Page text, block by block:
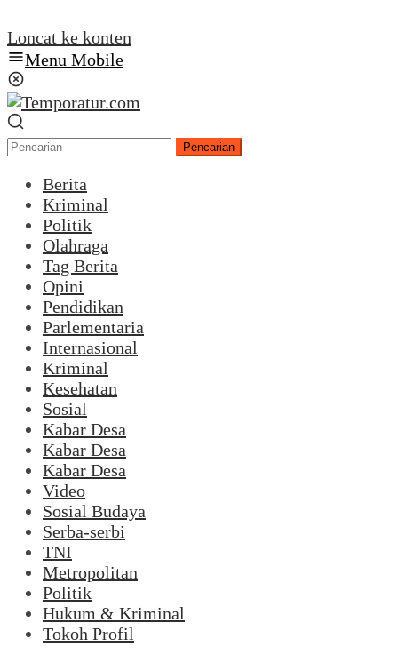
Loncat ke konten
Menu Mobile
Pencarian
Berita
Kriminal
Politik
Olahraga
Tag Berita
Opini
Pendidikan
Parlementaria
Internasional
Kriminal
Kesehatan
Sosial
Kabar Desa
Kabar Desa
Kabar Desa
Video
Sosial Budaya
Serba-serbi
TNI
Metropolitan
Politik
Hukum & Kriminal
Tokoh Profil